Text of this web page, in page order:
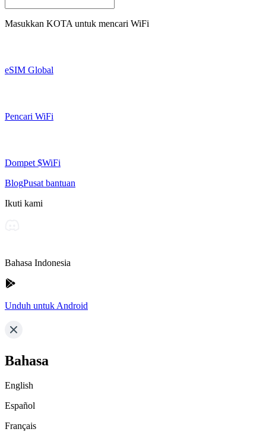
Masukkan KOTA untuk mencari WiFi
eSIM Global
Pencari WiFi
Dompet $WiFi
BlogPusat bantuan
Ikuti kami
Bahasa Indonesia
Unduh untuk Android
Bahasa
English
Español
Français